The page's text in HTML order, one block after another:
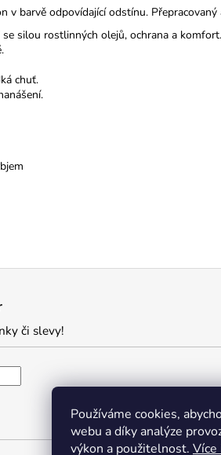
Používáme cookies,
webu a díky analýze
výkon a použitelnost. Více
v barvě odpovídající odstínu.
silou rostlinných olejů, ochrana a komfort.
chuť.
či slevy!